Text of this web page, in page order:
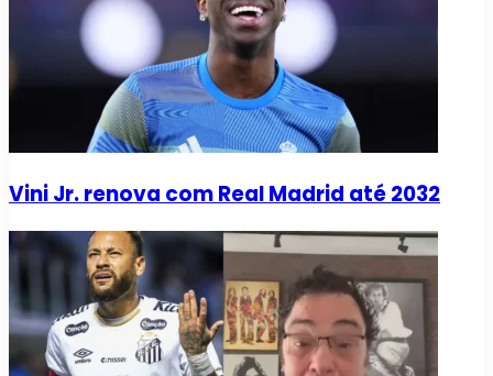
Vini Jr. renova com Real Madrid até 2032